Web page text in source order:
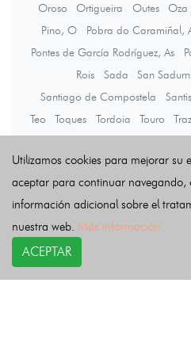
Oroso
Ortigueira Outes Oza
Pino, O
Pobra do Caramiñal,
Pontes de García Rodríguez, As
Rois
Sada San
Santiago de Compostela
Teo
Toques Tordoia Touro
Utilizamos cookies para mejorar su
aceptar para continuar navegando,
información adicional sobre el
nuestra web. Más información
ACEPTAR